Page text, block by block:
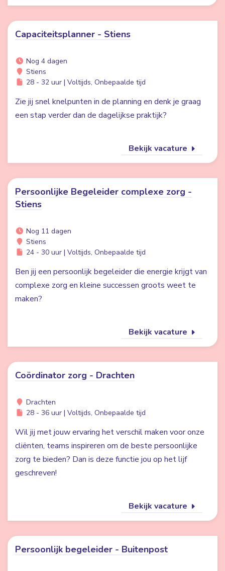
Capaciteitsplanner - Stiens
Nog 4 dagen
Stiens
28 - 32 uur | Voltijds, Onbepaalde tijd
Zie jij snel knelpunten in de planning en denk je graag
een stap verder dan de dagelijkse praktijk?
Bekijk vacature
Persoonlijke Begeleider complexe zorg -
Stiens
Nog 11 dagen
Stiens
24 - 30 uur | Voltijds, Onbepaalde tijd
Ben jij een persoonlijk begeleider die energie krijgt van
complexe zorg en kleine successen groots weet te
maken?
Bekijk vacature
Coördinator zorg - Drachten
Drachten
28 - 36 uur | Voltijds, Onbepaalde tijd
Wil jij met jouw ervaring het verschil maken voor onze
cliënten, teams inspireren om de beste persoonlijke
zorg te bieden? Dan is deze functie jou op het lijf
geschreven!
Bekijk vacature
Persoonlijk begeleider - Buitenpost